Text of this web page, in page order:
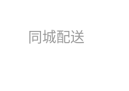
同城配送